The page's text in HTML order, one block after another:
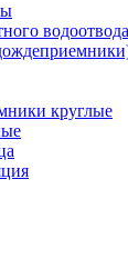
круглые